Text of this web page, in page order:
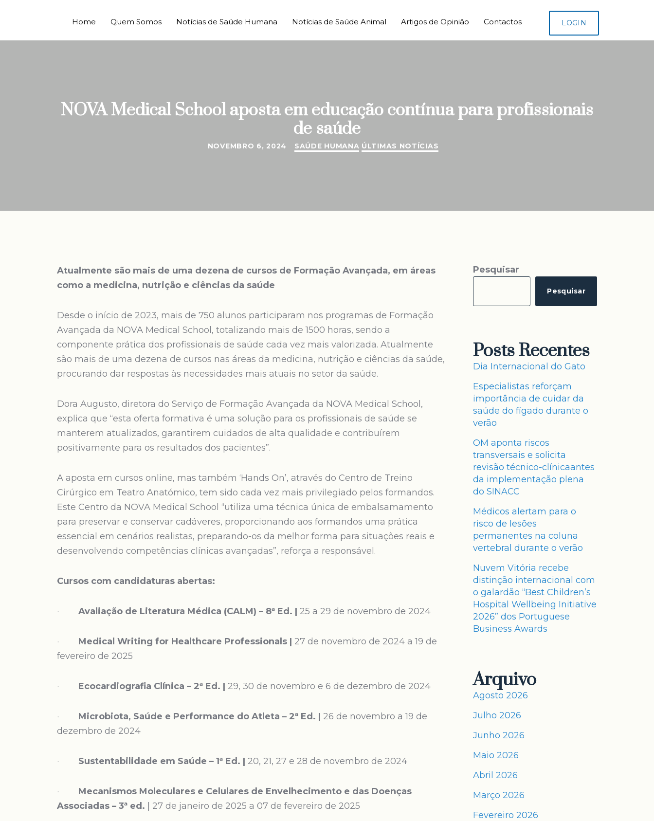
Home Quem Somos Notícias de Saúde Humana Notícias de Saúde Animal Artigos de Opinião Contactos LOGIN
NOVA Medical School aposta em educação contínua para profissionais
de saúde
NOVEMBRO 6, 2024 SAÚDE HUMANA ÚLTIMAS NOTÍCIAS
Atualmente são mais de uma dezena de cursos de Formação Avançada, em áreas
como a medicina, nutrição e ciências da saúde
Desde o início de 2023, mais de 750 alunos participaram nos programas de Formação
Avançada da NOVA Medical School, totalizando mais de 1500 horas, sendo a
componente prática dos profissionais de saúde cada vez mais valorizada. Atualmente
são mais de uma dezena de cursos nas áreas da medicina, nutrição e ciências da saúde,
procurando dar respostas às necessidades mais atuais no setor da saúde.
Dora Augusto, diretora do Serviço de Formação Avançada da NOVA Medical School,
explica que “esta oferta formativa é uma solução para os profissionais de saúde se
manterem atualizados, garantirem cuidados de alta qualidade e contribuírem
positivamente para os resultados dos pacientes”.
A aposta em cursos online, mas também ‘Hands On’, através do Centro de Treino
Cirúrgico em Teatro Anatómico, tem sido cada vez mais privilegiado pelos formandos.
Este Centro da NOVA Medical School “utiliza uma técnica única de embalsamamento
para preservar e conservar cadáveres, proporcionando aos formandos uma prática
essencial em cenários realistas, preparando-os da melhor forma para situações reais e
desenvolvendo competências clínicas avançadas”, reforça a responsável.
Cursos com candidaturas abertas:
· Avaliação de Literatura Médica (CALM) – 8ª Ed. | 25 a 29 de novembro de 2024
· Medical Writing for Healthcare Professionals | 27 de novembro de 2024 a 19 de
fevereiro de 2025
· Ecocardiografia Clínica – 2ª Ed. | 29, 30 de novembro e 6 de dezembro de 2024
· Microbiota, Saúde e Performance do Atleta – 2ª Ed. | 26 de novembro a 19 de
dezembro de 2024
· Sustentabilidade em Saúde – 1ª Ed. | 20, 21, 27 e 28 de novembro de 2024
· Mecanismos Moleculares e Celulares de Envelhecimento e das Doenças
Associadas – 3ª ed. | 27 de janeiro de 2025 a 07 de fevereiro de 2025
Pesquisar
Pesquisar
Posts Recentes
Dia Internacional do Gato
Especialistas reforçam
importância de cuidar da
saúde do fígado durante o
verão
OM aponta riscos
transversais e solicita
revisão técnico-clínicaantes
da implementação plena
do SINACC
Médicos alertam para o
risco de lesões
permanentes na coluna
vertebral durante o verão
Nuvem Vitória recebe
distinção internacional com
o galardão “Best Children’s
Hospital Wellbeing Initiative
2026” dos Portuguese
Business Awards
Arquivo
Agosto 2026
Julho 2026
Junho 2026
Maio 2026
Abril 2026
Março 2026
Fevereiro 2026